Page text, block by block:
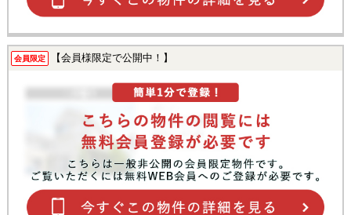
会員限定 【会員様限定で公開中！】